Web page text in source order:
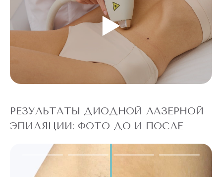
РЕЗУЛЬТАТЫ ДИОДНОЙ ЛАЗЕРНОЙ
ЭПИЛЯЦИИ: ФОТО ДО И ПОСЛЕ